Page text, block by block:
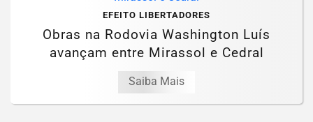
EFEITO LIBERTADORES
Obras na Rodovia Washington Luís
avançam entre Mirassol e Cedral
Saiba Mais